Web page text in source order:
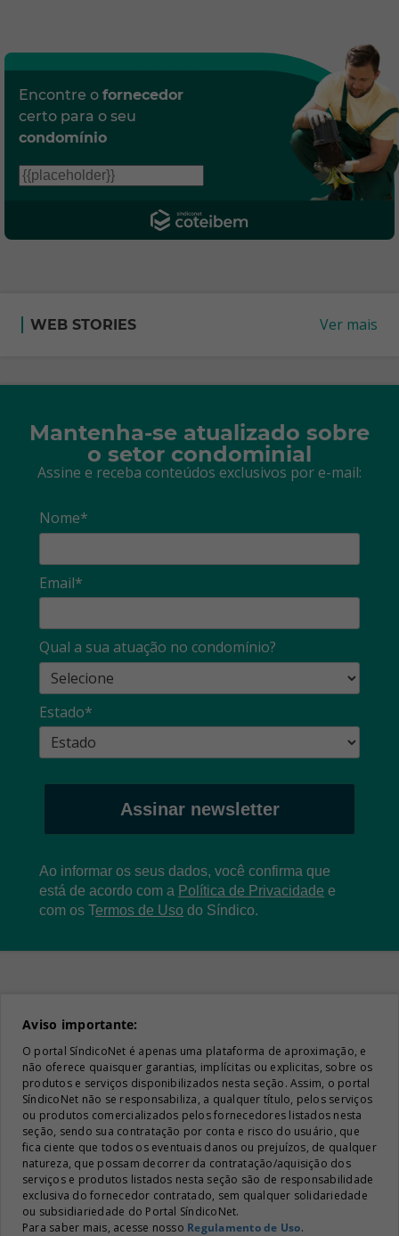
Encontre o fornecedor
certo para o seu
condomínio
WEB STORIES Ver mais
Mantenha-se atualizado sobre
o setor condominial
Assine e receba conteúdos exclusivos por e-mail:
Nome*
Email*
Qual a sua atuação no condomínio?
Estado*
Assinar newsletter
Ao informar os seus dados, você confirma que
está de acordo com a Política de Privacidade e
com os Termos de Uso do Síndico.
Aviso importante:
O portal SíndicoNet é apenas uma plataforma de aproximação, e
não oferece quaisquer garantias, implícitas ou explicitas, sobre os
produtos e serviços disponibilizados nesta seção. Assim, o portal
SíndicoNet não se responsabiliza, a qualquer título, pelos serviços
ou produtos comercializados pelos fornecedores listados nesta
seção, sendo sua contratação por conta e risco do usuário, que
fica ciente que todos os eventuais danos ou prejuízos, de qualquer
natureza, que possam decorrer da contratação/aquisição dos
serviços e produtos listados nesta seção são de responsabilidade
exclusiva do fornecedor contratado, sem qualquer solidariedade
ou subsidiariedade do Portal SíndicoNet.
Para saber mais, acesse nosso Regulamento de Uso.